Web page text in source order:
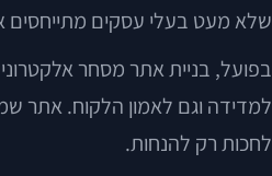
שלא מעט בעלי עסקים מתייחסים אליו כאל
בפועל, בניית אתר מסחר
למדידה וגם לאמון הלקוח. אתר
לחכות רק להנחות.